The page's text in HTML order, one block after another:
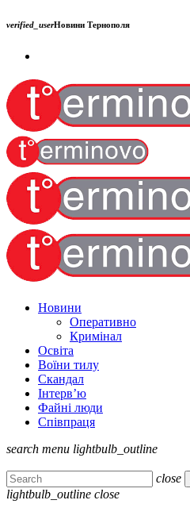
verified_userНовини Тернополя
Новини
Оперативно
Кримінал
Освіта
Воїни тилу
Скандал
Інтерв’ю
Файні люди
Співпраця
search menu lightbulb_outline
close
lightbulb_outline close